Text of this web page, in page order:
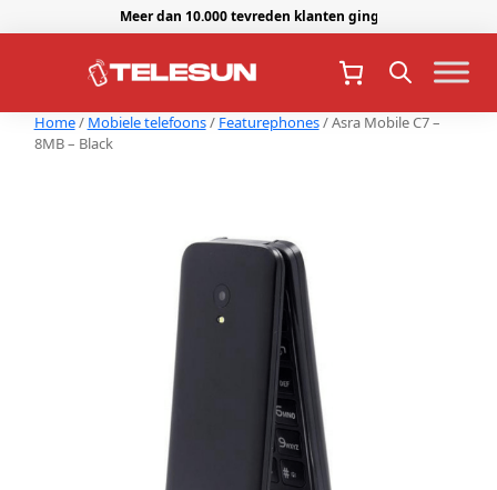
Meer dan 10.000 tevreden klanten gingen je voor.
Home/ Mobiele telefoons/ Featurephones/ Asra Mobile C7 –
8MB – Black